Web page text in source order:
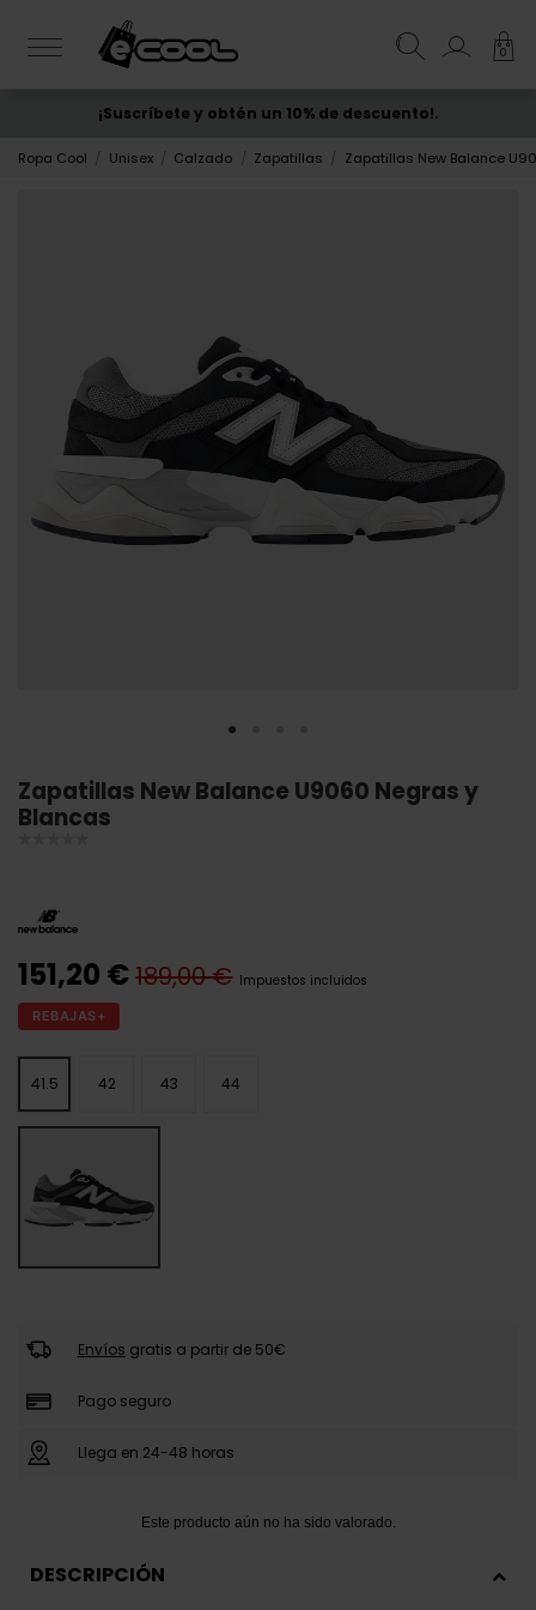
0
ENVÍO GRATIS desde 50€
¡Suscríbete y obtén un 10% de descuento!.
Ropa Cool Unisex Calzado Zapatillas Zapatillas New Balance
Zapatillas New Balance U9060 Negras y
Blancas
151,20 €189,00 € Impuestos incluidos
REBAJAS+
41.5 42 43 44
Envíos gratis a partir de 50€
Pago seguro
Llega en 24-48 horas
DESCRIPCIÓN